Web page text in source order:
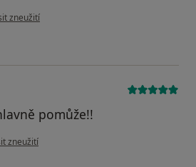
uživatele Hana Noskova
zneužití
pomůže!!
uživatele Jitka
zneužití